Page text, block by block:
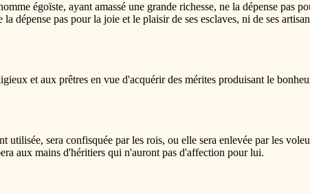
égoïste, ayant amassé une grande richesse, ne la dépense pas
dépense pas pour la joie et le plaisir de ses esclaves, ni de ses
et aux prêtres en vue d'acquérir des mérites produisant le
sera confisquée par les rois, ou elle sera enlevée par les
aux mains d'héritiers qui n'auront pas d'affection pour lui.